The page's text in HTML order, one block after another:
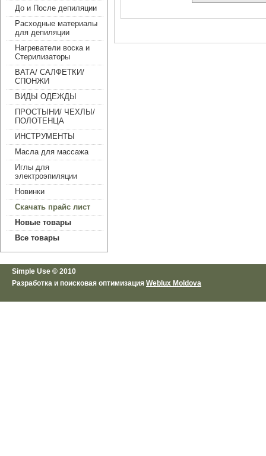
До и После депиляции
Расходные материалы
для депиляции
Нагреватели воска и
Стерилизаторы
ВАТА/ САЛФЕТКИ/
СПОНЖИ
ВИДЫ ОДЕЖДЫ
ПРОСТЫНИ/ ЧЕХЛЫ/
ПОЛОТЕНЦА
ИНСТРУМЕНТЫ
Масла для массажа
Иглы для
электроэпиляции
Новинки
Скачать прайс лист
Новые товары
Все товары
Simple Use © 2010
Разработка и поисковая оптимизация Weblux Moldova